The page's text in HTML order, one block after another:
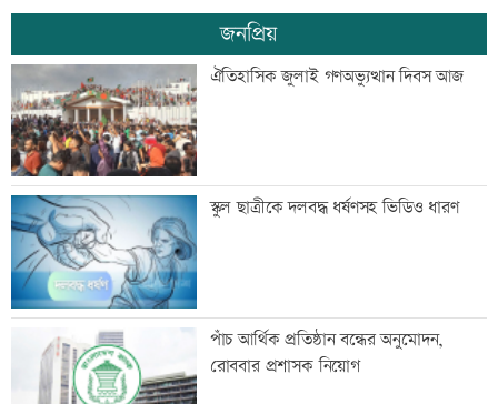
স্বেচ্ছাসেবী ফোরামের মাসব্যাপী আবৃত্তি
চিত্রাঙ্কন প্রতিযোগিতা
শাক ধুতে গিয়ে গৃহবধূর মৃত্যু
হাসিনার নির্দেশে সালাহউদ্দিন আহমদকে গুম
করা হয়: তদন্ত
জনপ্রিয়
ঐতিহাসিক জুলাই গণঅভ্যুত্থান দিবস আজ
স্কুল ছাত্রীকে দলবদ্ধ ধর্ষণসহ ভিডিও ধারণ
পাঁচ আর্থিক প্রতিষ্ঠান বন্ধের অনুমোদন,
রোববার প্রশাসক নিয়োগ